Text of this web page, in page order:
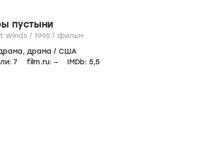
пустыни
Desert Winds / 1995 / фильм
, драма / США
7 film.ru: – IMDb: 5,5